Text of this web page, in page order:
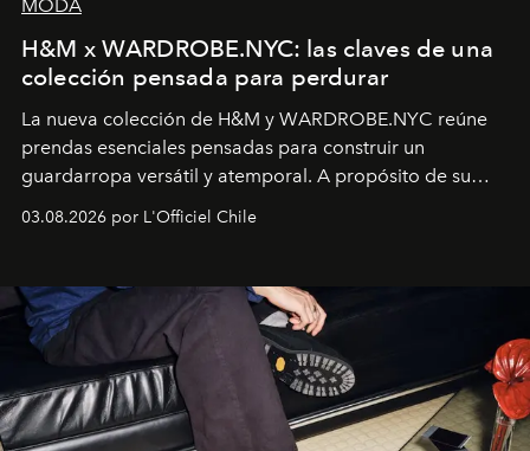
MODA
H&M x WARDROBE.NYC: las claves de una
colección pensada para perdurar
La nueva colección de H&M y WARDROBE.NYC reúne
prendas esenciales pensadas para construir un
guardarropa versátil y atemporal. A propósito de su
la asesora creativa y jefa de diseño global de la marca
y la filosofía detrás de la propuesta.
03.08.2026 por L'Officiel Chile